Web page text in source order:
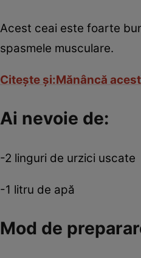
Acest ceai este foarte
spasmele musculare.
Citeşte şi:Mănâncă
Ai nevoie de:
-2 linguri de urzici uscate
-1 litru de apă
Mod de